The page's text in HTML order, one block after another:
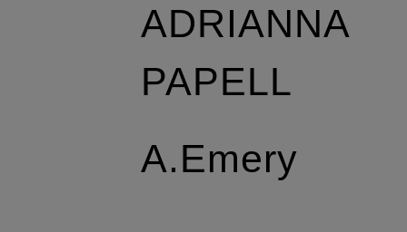
ADRIANNA
PAPELL
A.Emery